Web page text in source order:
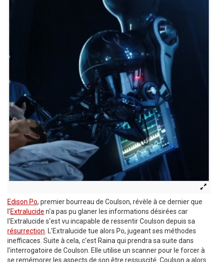
Edison Po, premier bourreau de Coulson, révèle à ce dernier que
l'Extralucide n'a pas pu glaner les informations désirées car
l'Extralucide s'est vu incapable de ressentir Coulson depuis sa
résurrection . L'Extralucide tue alors Po, jugeant ses méthodes
inefficaces. Suite à cela, c'est Raina qui prendra sa suite dans
l'interrogatoire de Coulson. Elle utilise un scanner pour le forcer à
se remémorer les aspects de son être ressuscité. Coulson a alors